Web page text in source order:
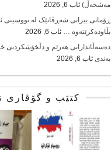
مەشخەڵ) ئاب 6, 2026
ڕۆمانی بیرانی شەڕڤانێک لە نووسینی
بڵاودەکرێتەوە … ئاب 6, 2026
دەسەڵاتدارانی هەرێم و دڵخۆشکردنی
بەندی ئاب 6, 2026
کتێب و گۆڤاری